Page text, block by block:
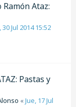
Ataz:
30 Jul 2014 15:52
Pastas y
«Jue, 17 Jul